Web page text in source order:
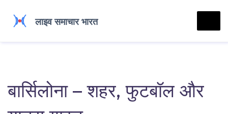
बार्सिलोना – शहर, फुटबॉल और